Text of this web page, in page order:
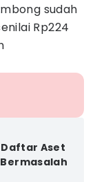
sudah
Rp224
Daftar Aset